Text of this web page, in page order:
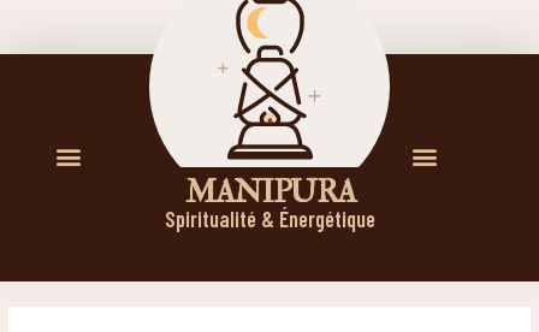
M A N I P U R A
Spiritualité & Énergétique